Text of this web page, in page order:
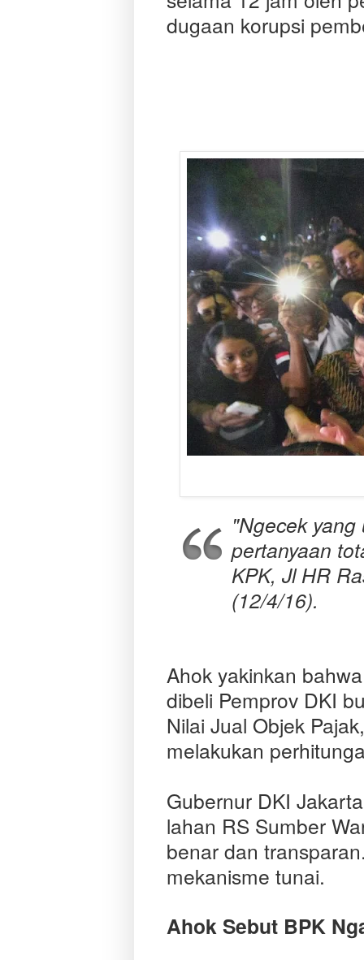
dugaan korupsi
"Ngecek
pertanyaan
KPK, Jl HR
(12/4/16).
Ahok yakinkan
dibeli Pemprov DKI
Nilai Jual Objek
melakukan
Gubernur DKI
lahan RS Sumber
benar dan
mekanisme tunai.
Ahok Sebut BPK